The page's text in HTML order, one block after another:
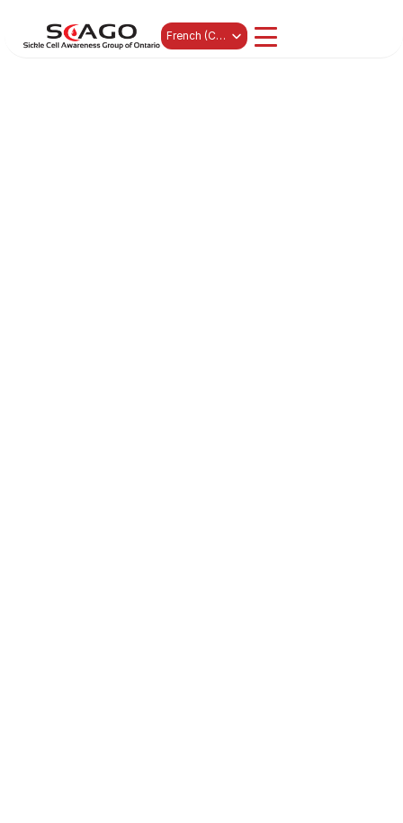
Select Language
French (Canada)